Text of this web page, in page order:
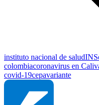
instituto nacional de saludINS
colombiacoronavirus en Cali
covid-19cepavariante